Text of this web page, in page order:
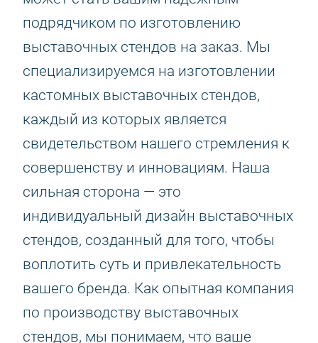
подрядчиком по изготовлению
выставочных стендов на заказ. Мы
специализируемся на изготовлении
кастомных выставочных стендов,
каждый из которых является
свидетельством нашего стремления к
совершенству и инновациям. Наша
сильная сторона — это
индивидуальный дизайн выставочных
стендов, созданный для того, чтобы
воплотить суть и привлекательность
вашего бренда. Как опытная компания
по производству выставочных
стендов, мы понимаем, что ваше